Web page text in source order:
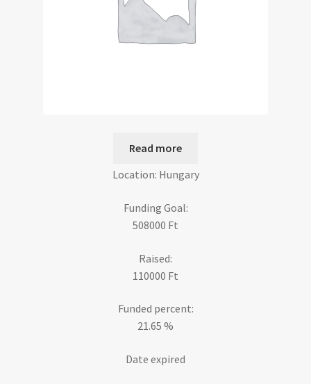
Read more
Location: Hungary
Funding Goal:
508000 Ft
Raised:
110000 Ft
Funded percent:
21.65 %
Date expired